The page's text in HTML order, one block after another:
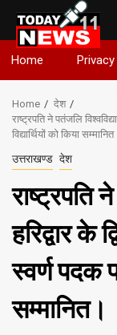
Skip
content
Home
Home
देश
राष्ट्रपति ने पतंजलि
विद्यार्थियों को किया
उत्तराखण्ड देश
राष्ट्रपति
हरिद्वार के
स्वर्ण पदक
सम्मानित।